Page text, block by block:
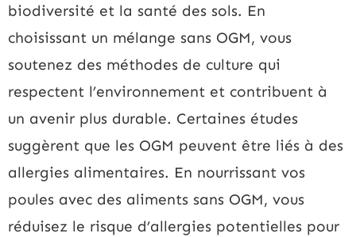
biodiversité et la santé des sols. En
choisissant un mélange sans OGM, vous
soutenez des méthodes de culture qui
respectent l’environnement et contribuent à
un avenir plus durable. Certaines études
suggèrent que les OGM peuvent être liés à des
allergies alimentaires. En nourrissant vos
poules avec des aliments sans OGM, vous
réduisez le risque d’allergies potentielles pour